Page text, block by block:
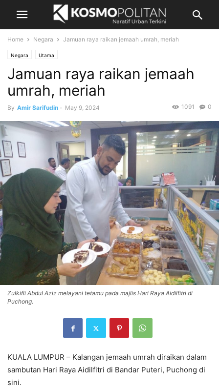
Home Negara Jamuan raya raikan jemaah umrah, meriah
Negara Utama
Jamuan raya raikan jemaah
umrah, meriah
By Amir Sarifudin - May 9, 2024 0
1091
Zulkifli Abdul Aziz melayani tetamu pada majlis Hari Raya Aidilfitri di
Puchong.
KUALA LUMPUR – Kalangan jemaah umrah diraikan dalam
sambutan Hari Raya Aidilfitri di Bandar Puteri, Puchong di
sini.